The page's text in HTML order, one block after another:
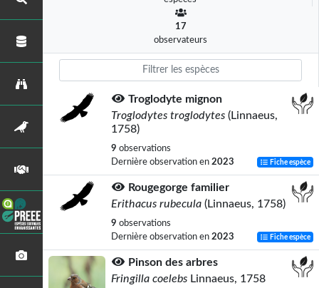
17
observateurs
Troglodyte mignon
Troglodytes troglodytes (Linnaeus,
1758)
9 observations
Dernière observation en 2023 Fiche espèce
Rougegorge familier
Erithacus rubecula (Linnaeus, 1758)
9 observations
Dernière observation en 2023 Fiche espèce
Pinson des arbres
Fringilla coelebs Linnaeus, 1758